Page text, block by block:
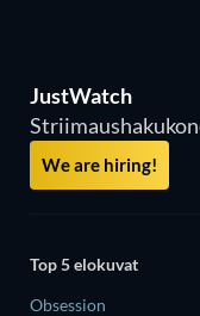
JustWatch
We are hiring!
Top 5 elokuvat
Obsession